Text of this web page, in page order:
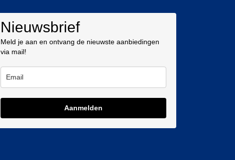
Nieuwsbrief
Meld je aan en ontvang de nieuwste aanbiedingen
via mail!
Aanmelden